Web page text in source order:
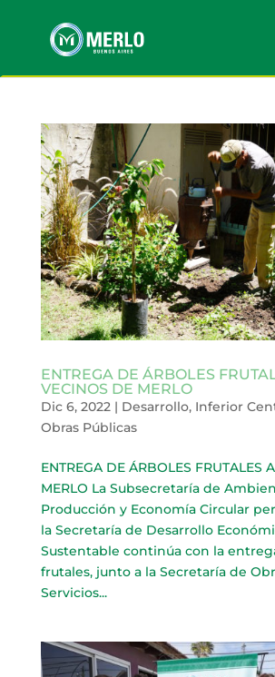
ENTREGA DE ÁRBOLES
VECINOS DE MERLO
Dic 6, 2022| Desarrollo, Inferior
Obras Públicas
ENTREGA DE ÁRBOLES FRUTALES
MERLO La Subsecretaría de
Producción y Economía Circular
la Secretaría de Desarrollo
Sustentable continúa con la
frutales, junto a la Secretaría de
Servicios...